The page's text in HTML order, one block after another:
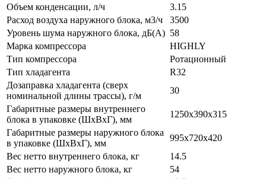
Объем конденсации, л/ч
3.15
Расход воздуха наружного блока, м3/ч
3500
Уровень шума наружного блока, дБ(А) 58
Марка компрессора
HIGHLY
Тип компрессора
Ротационный
Тип хладагента
R32
Дозаправка хладагента (сверх
номинальной длины трассы), г/м
30
Габаритные размеры внутреннего
блока в упаковке (ШxВxГ), мм
1250x390x315
Габаритные размеры наружного блока
в упаковке (ШxВxГ), мм
995x720x420
Вес нетто внутреннего блока, кг
14.5
Вес нетто наружного блока, кг
54